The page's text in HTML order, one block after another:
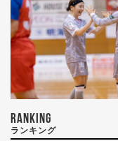
RANKING
ランキング